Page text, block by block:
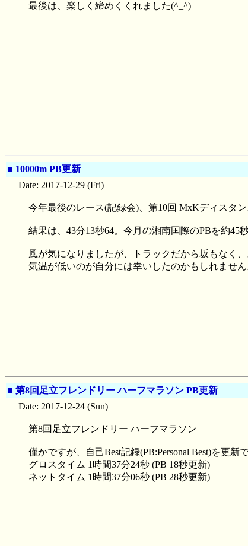
最後は、楽しく締めくくれました(^_^)
■ 10000m PB更新
Date: 2017-12-29 (Fri)
今年最後のレース(記録会)、第10回 MxKディスタ
結果は、43分13秒64。今月の湘南国際のPBを約45
風が気になりましたが、トラックだから坂もなく
気温が低いのが自分には幸いしたのかもしれません
■ 第8回足立フレンドリー ハーフマラソン PB更新
Date: 2017-12-24 (Sun)
第8回足立フレンドリー ハーフマラソン
僅かですが、自己Best記録(PB:Personal Best)を更新
グロスタイム 1時間37分24秒 (PB 18秒更新)
ネットタイム 1時間37分06秒 (PB 28秒更新)